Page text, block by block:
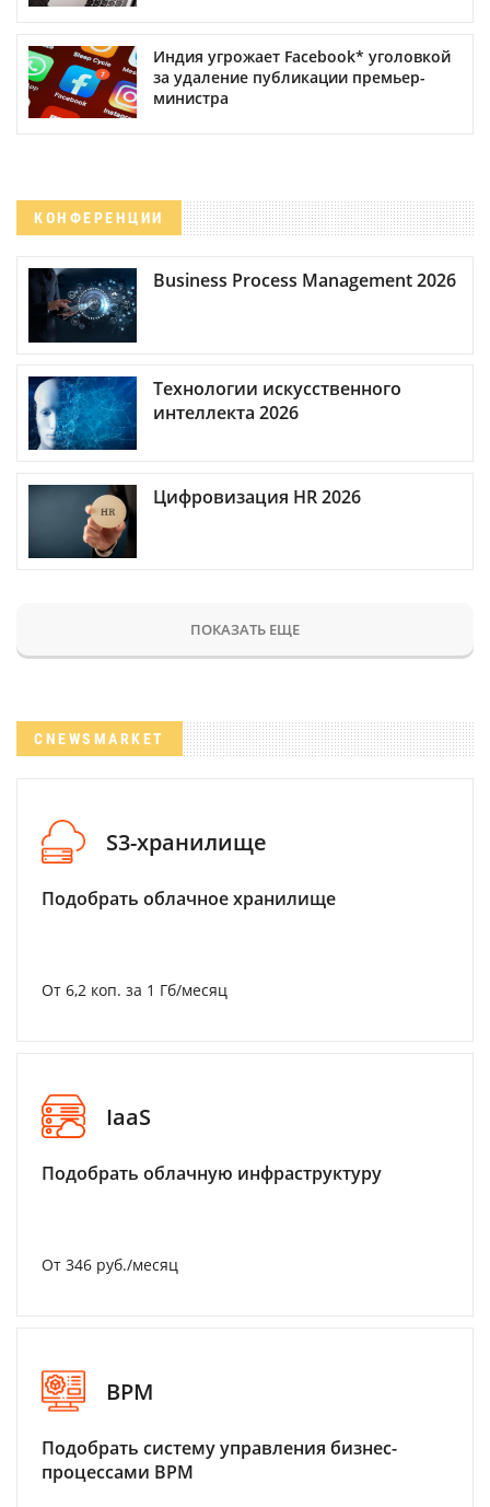
Индия угрожает Facebook* уголовкой
за удаление публикации премьер-
министра
КОНФЕРЕНЦИИ
Business Process Management 2026
Технологии искусственного
интеллекта 2026
Цифровизация HR 2026
ПОКАЗАТЬ ЕЩЕ
CNEWSMARKET
S3-хранилище
Подобрать облачное хранилище
От 6,2 коп. за 1 Гб/месяц
IaaS
Подобрать облачную инфраструктуру
От 346 руб./месяц
BPM
Подобрать систему управления бизнес-
процессами BPM